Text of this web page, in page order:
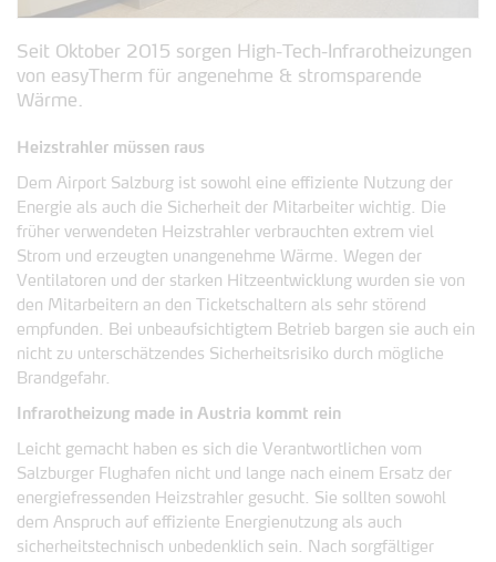
Seit Oktober 2015 sorgen High-Tech-Infrarotheizungen
von easyTherm für angenehme & stromsparende
Wärme.
Heizstrahler müssen raus
Dem Airport Salzburg ist sowohl eine effiziente Nutzung der
Energie als auch die Sicherheit der Mitarbeiter wichtig. Die
früher verwendeten Heizstrahler verbrauchten extrem viel
Strom und erzeugten unangenehme Wärme. Wegen der
Ventilatoren und der starken Hitzeentwicklung wurden sie von
den Mitarbeitern an den Ticketschaltern als sehr störend
empfunden. Bei unbeaufsichtigtem Betrieb bargen sie auch ein
nicht zu unterschätzendes Sicherheitsrisiko durch mögliche
Brandgefahr.
Infrarotheizung made in Austria kommt rein
Leicht gemacht haben es sich die Verantwortlichen vom
Salzburger Flughafen nicht und lange nach einem Ersatz der
energiefressenden Heizstrahler gesucht. Sie sollten sowohl
dem Anspruch auf effiziente Energienutzung als auch
sicherheitstechnisch unbedenklich sein. Nach sorgfältiger